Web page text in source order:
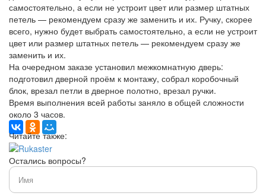
самостоятельно, а если не устроит цвет или размер штатных
петель — рекомендуем сразу же заменить и их. Ручку, скорее
всего, нужно будет выбрать самостоятельно, а если не устроит
цвет или размер штатных петель — рекомендуем сразу же
заменить и их.
На очередном заказе установил межкомнатную дверь:
подготовил дверной проём к монтажу, собрал коробочный
блок, врезал петли в дверное полотно, врезал ручки.
Время выполнения всей работы заняло в общей сложности
около 3 часов.
Читайте также:
Остались вопросы?